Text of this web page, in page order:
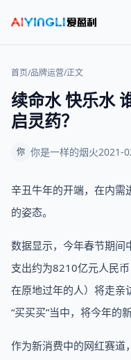
首页/品牌运营/正文
续命水 快乐水
启灵药？
你 你是一样的烟火2021-
辛丑牛年的开端，在内需
的姿态。
数据显示，今年春节期间
支出约为8210亿元人民
在原地过年的人）将走亲
“买买买”当中，将今年的
作为新消费中的网红赛道